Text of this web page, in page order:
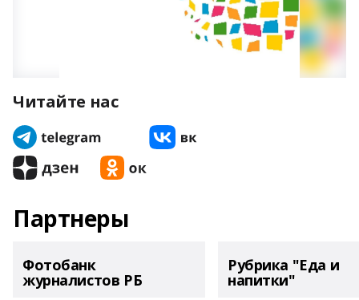
Читайте нас
Партнеры
Фотобанк
журналистов РБ
Рубрика "Еда и
напитки"